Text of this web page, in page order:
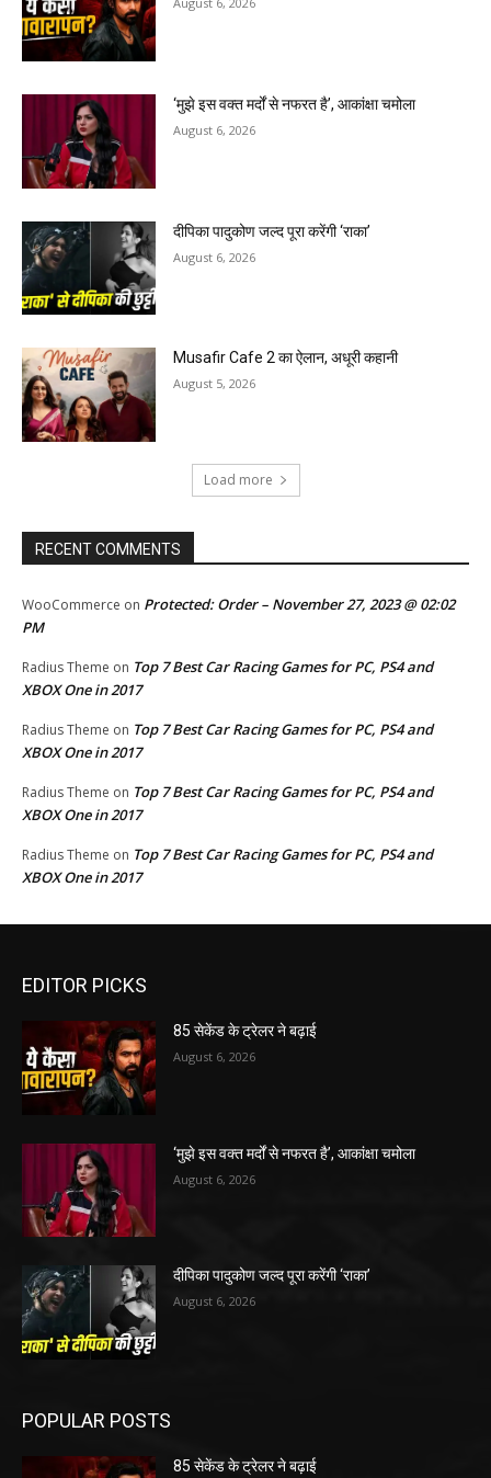
‘मुझे इस वक्त मर्दों से नफरत है’, आकांक्षा चमोला
August 6, 2026
दीपिका पादुकोण जल्द पूरा करेंगी ‘राका’
August 6, 2026
Musafir Cafe 2 का ऐलान, अधूरी कहानी
August 5, 2026
Load more
RECENT COMMENTS
WooCommerce on Protected: Order – November 27, 2023 @ 02:02
PM
Radius Theme on Top 7 Best Car Racing Games for PC, PS4 and
XBOX One in 2017
Radius Theme on Top 7 Best Car Racing Games for PC, PS4 and
XBOX One in 2017
Radius Theme on Top 7 Best Car Racing Games for PC, PS4 and
XBOX One in 2017
Radius Theme on Top 7 Best Car Racing Games for PC, PS4 and
XBOX One in 2017
EDITOR PICKS
85 सेकेंड के ट्रेलर ने बढ़ाई
August 6, 2026
‘मुझे इस वक्त मर्दों से नफरत है’, आकांक्षा चमोला
August 6, 2026
दीपिका पादुकोण जल्द पूरा करेंगी ‘राका’
August 6, 2026
POPULAR POSTS
85 सेकेंड के ट्रेलर ने बढ़ाई